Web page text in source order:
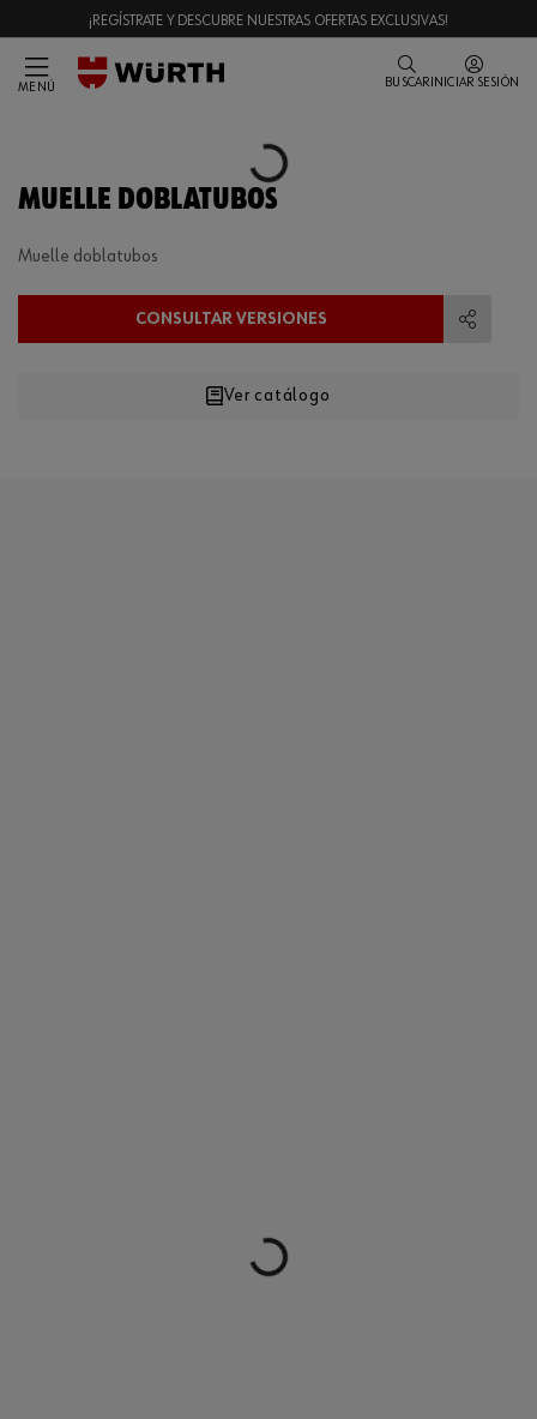
¡REGÍSTRATE Y DESCUBRE NUESTRAS OFERTAS EXCLUSIVAS!
MENÚ BUSCAR INICIAR SESIÓN
Loading...
MUELLE DOBLATUBOS
Muelle doblatubos
CONSULTAR VERSIONES
Ver catálogo